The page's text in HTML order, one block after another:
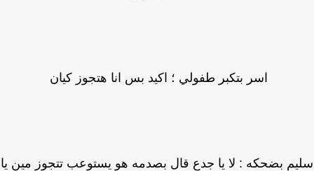
اسر بتكبر طفولي ؛ اكيد بس انا هتجوز كيان
بضحكه : لا يا جدع قال بصدمه هو يستوعب تتجوز مين يا